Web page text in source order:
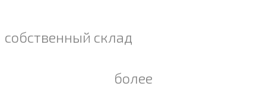
собственный склад
более